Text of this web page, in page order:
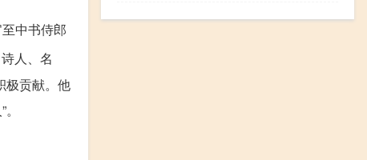
中书侍郎
人、名
极贡献。他